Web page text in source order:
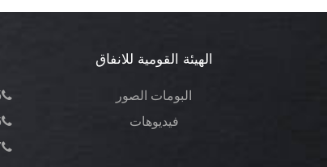
الهيئة القومية للانفاق
البومات الصور
فيديوهات